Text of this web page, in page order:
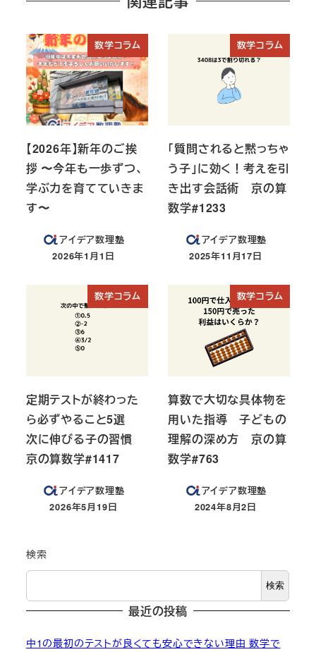
数学コラム
【2026年】新年のご挨
拶 〜今年も一歩ずつ、
学ぶ力を育てていきま
す〜
アイデア数理塾
投稿日
2026年1月1日
数学コラム
「質問されると黙っちゃ
う子」に効く！考えを引
き出す会話術 京の算
数学#1233
アイデア数理塾
投稿日
2025年11月17日
数学コラム
定期テストが終わった
ら必ずやること5選
次に伸びる子の習慣
京の算数学#1417
アイデア数理塾
投稿日
2026年5月19日
数学コラム
算数で大切な具体物を
用いた指導 子どもの
理解の深め方 京の算
数学#763
アイデア数理塾
投稿日
2024年8月2日
検索
検索
最近の投稿
中1の最初のテストが良くても安心できない理由 数学で